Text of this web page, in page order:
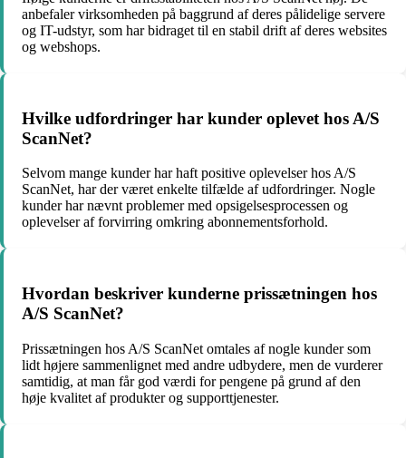
anbefaler virksomheden på baggrund af deres pålidelige servere
og IT-udstyr, som har bidraget til en stabil drift af deres websites
og webshops.
Hvilke udfordringer har kunder oplevet hos A/S
ScanNet?
Selvom mange kunder har haft positive oplevelser hos A/S
ScanNet, har der været enkelte tilfælde af udfordringer. Nogle
kunder har nævnt problemer med opsigelsesprocessen og
oplevelser af forvirring omkring abonnementsforhold.
Hvordan beskriver kunderne prissætningen hos
A/S ScanNet?
Prissætningen hos A/S ScanNet omtales af nogle kunder som
lidt højere sammenlignet med andre udbydere, men de vurderer
samtidig, at man får god værdi for pengene på grund af den
høje kvalitet af produkter og supporttjenester.